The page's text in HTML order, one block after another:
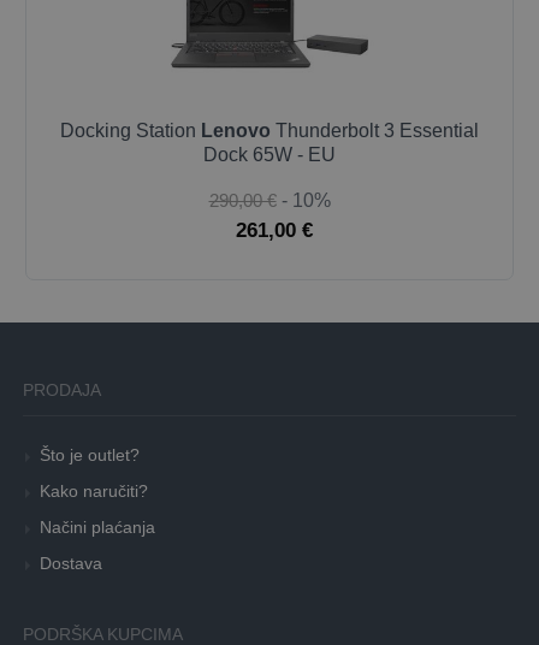
Docking Station Lenovo Thunderbolt 3 Essential
Dock 65W - EU
290,00 € - 10%
261,00 €
PRODAJA
Što je outlet?
Kako naručiti?
Načini plaćanja
Dostava
PODRŠKA KUPCIMA